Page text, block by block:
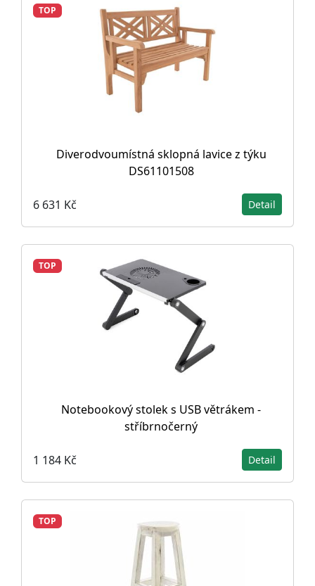
TOP
Diverodvoumístná sklopná lavice z týku
DS61101508
6 631 Kč Detail
TOP
Notebookový stolek s USB větrákem -
stříbrnočerný
1 184 Kč Detail
TOP